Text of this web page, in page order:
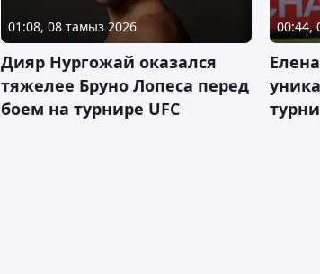
01:08, 08 тамыз 2026
Дияр Нургожай оказался
тяжелее Бруно Лопеса перед
боем на турнире UFC
00:44,